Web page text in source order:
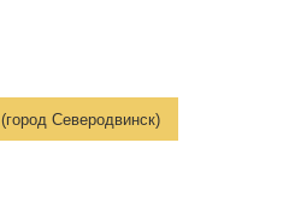
(город Северодвинск)